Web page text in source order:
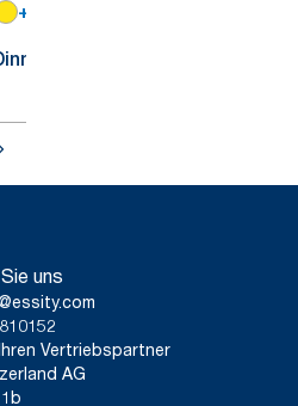
+
Orange
uns
Vertriebspartner
AG